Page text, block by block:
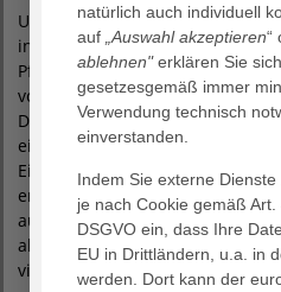
Uns ist es sehr wichtig, die
in den Behandlungsprozess
Pflege der Patienten nach der
vollständig oder teilweise durch
Daher ist es wichtig
eine realistische Einschätzung
Einschränkungen in der
ermöglichen. Dies ist sinnvoll,
auch nach einer Reha häufig
als vor der akuten Erkrankung,
vielleicht auch gar nicht mehr
natürlich auch individuell
auf „Auswahl akzeptieren“
ablehnen"erklären Sie
gesetzesgemäß immer
Verwendung technisch
einverstanden.
Indem Sie externe
je nach Cookie gemäß
DSGVO ein, dass Ihre
EU in Drittländern, u.a. in
werden. Dort kann der